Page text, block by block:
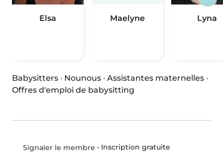
Elsa Maelyne Lyna
Babysitters · Nounous · Assistantes maternelles ·
Offres d'emploi de babysitting
Signaler le membre • Inscription gratuite